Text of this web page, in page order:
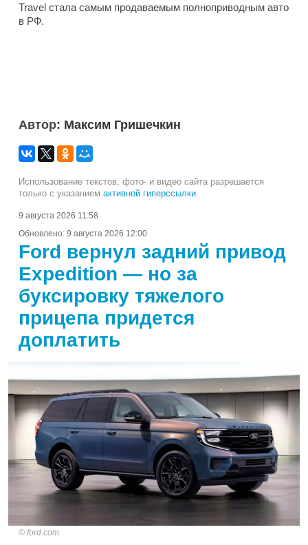
Travel стала самым продаваемым полноприводным авто
в РФ.
Автор: Максим Гришечкин
Использование текстов, фото- и видео сайта разрешается
только с указанием активной гиперссылки
9 августа 2026 11:58
Обновлено: 9 августа 2026 12:00
Ford вернул задний привод
Expedition — но за
буксировку тяжелого
прицепа придется
доплатить
ford.com